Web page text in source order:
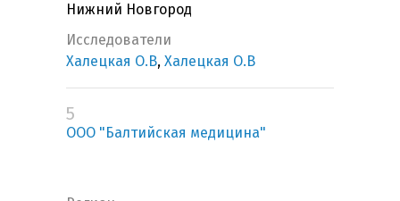
Нижний Новгород
Исследователи
Халецкая О.В, Халецкая О.В
5
ООО "Балтийская медицина"